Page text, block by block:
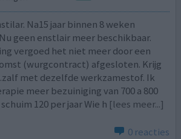
Na15 jaar binnen 8 weken
geen enstlair meer beschikbaar.
vergoed het niet meer door een
(wurgcontract) afgesloten. Krijg
met dezelfde werkzamestof. Ik
meer bezuiniging van 700 a 800
120 per jaar Wie h [lees meer...]
0 reacties